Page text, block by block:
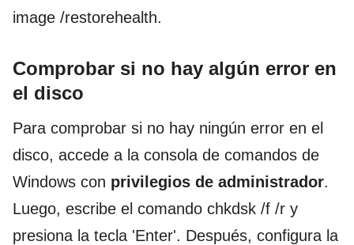
image /restorehealth.
Comprobar si no hay algún error en
el disco
Para comprobar si no hay ningún error en el
disco, accede a la consola de comandos de
Windows con privilegios de administrador.
Luego, escribe el comando chkdsk /f /r y
presiona la tecla 'Enter'. Después, configura la